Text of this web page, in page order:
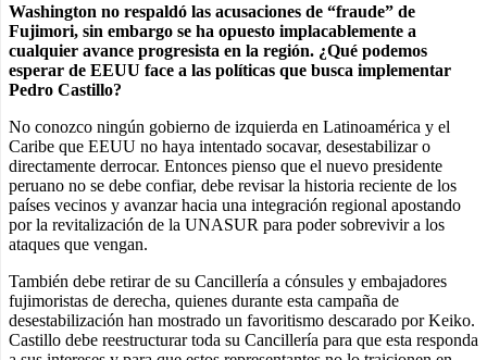
Washington no respaldó las acusaciones de “fraude” de
Fujimori, sin embargo se ha opuesto implacablemente a
cualquier avance progresista en la región. ¿Qué podemos
esperar de EEUU face a las políticas que busca implementar
Pedro Castillo?
No conozco ningún gobierno de izquierda en Latinoamérica y el
Caribe que EEUU no haya intentado socavar, desestabilizar o
directamente derrocar. Entonces pienso que el nuevo presidente
peruano no se debe confiar, debe revisar la historia reciente de los
países vecinos y avanzar hacia una integración regional apostando
por la revitalización de la UNASUR para poder sobrevivir a los
ataques que vengan.
También debe retirar de su Cancillería a cónsules y embajadores
fujimoristas de derecha, quienes durante esta campaña de
desestabilización han mostrado un favoritismo descarado por Keiko.
Castillo debe reestructurar toda su Cancillería para que esta responda